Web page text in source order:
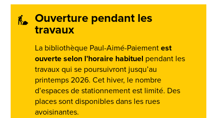
Ouverture pendant les
travaux
La bibliothèque Paul-Aimé-Paiementest
ouverte selon l’horaire habituel pendant les
travaux qui se poursuivront jusqu’au
printemps 2026. Cet hiver, le nombre
d’espaces de stationnement est limité. Des
places sont disponibles dans les rues
avoisinantes.